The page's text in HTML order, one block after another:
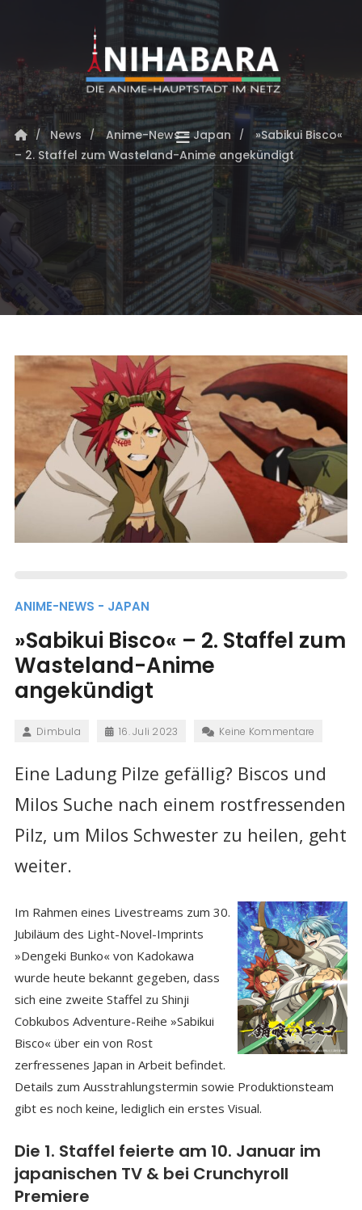
News Anime-News - Japan
»Sabikui Bisco«
– 2. Staffel zum Wasteland-Anime angekündigt
ANIME-NEWS - JAPAN
»Sabikui Bisco« – 2. Staffel zum
Wasteland-Anime
angekündigt
Dimbula 16. Juli 2023 Keine Kommentare
Eine Ladung Pilze gefällig? Biscos und
Milos Suche nach einem rostfressenden
Pilz, um Milos Schwester zu heilen, geht
weiter.
Im Rahmen eines Livestreams zum 30.
Jubiläum des Light-Novel-Imprints
»Dengeki Bunko« von Kadokawa
wurde heute bekannt gegeben, dass
sich eine zweite Staffel zu Shinji
Cobkubos Adventure-Reihe »Sabikui
Bisco« über ein von Rost
zerfressenes Japan in Arbeit befindet.
Details zum Ausstrahlungstermin sowie Produktionsteam
gibt es noch keine, lediglich ein erstes Visual.
Die 1. Staffel feierte am 10. Januar im
japanischen TV & bei Crunchyroll
Premiere